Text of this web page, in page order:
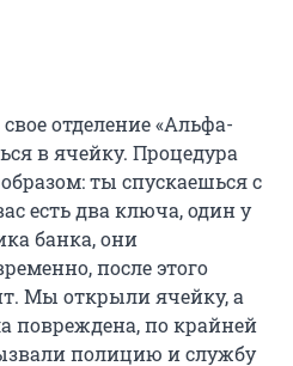
отделение «Альфа-
в ячейку. Процедура
ты спускаешься с
есть два ключа, один у
банка, они
после этого
Мы открыли ячейку, а
повреждена, по крайней
полицию и службу